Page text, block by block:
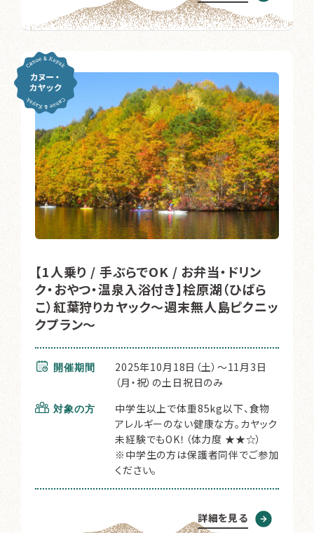
【1人乗り / 手ぶらでOK / お弁当・ドリン
ク・おやつ・温泉入浴付き】桧原湖（ひばら
こ）紅葉狩りカヤック～週末無人島ピクニッ
クプラン～
開催期間
2025年10月18日（土）～11月3日
（月・祝）の土日祝日のみ
対象の方
中学生以上で体重85kg以下、食物
アレルギーのない健康な方。カヤック
未経験でもOK！（体力度 ★★☆）
※中学生の方は保護者同伴でご参加
ください。
詳細を見る